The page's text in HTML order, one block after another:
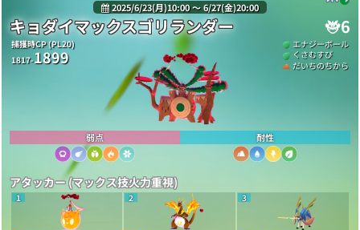
2025/6/23(月)10:00 〜 6/27(金)20:00
キョダイマックスゴリランダー 6
捕獲時CP (PL20)
1817-1899
エナジーボール
くさむすび
だいちのちから
弱点 耐性
アタッカー (マックス技火力重視)
1 2 3